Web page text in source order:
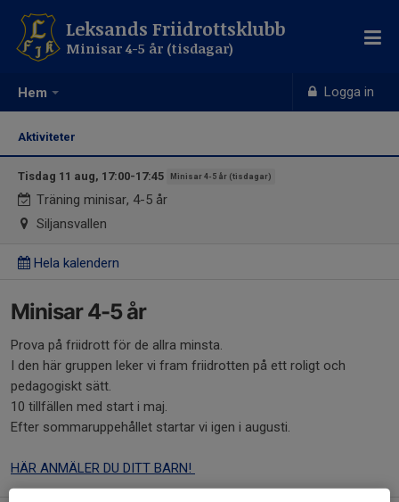
Hem Logga in
Leksands Friidrottsklubb
Minisar 4-5 år (tisdagar)
Aktiviteter
Tisdag 11 aug, 17:00-17:45 Minisar 4-5 år (tisdagar)
Träning minisar, 4-5 år
Siljansvallen
Hela kalendern
Minisar 4-5 år
Prova på friidrott för de allra minsta.
I den här gruppen leker vi fram friidrotten på ett roligt och
pedagogiskt sätt.
10 tillfällen med start i maj.
Efter sommaruppehållet startar vi igen i augusti.
HÄR ANMÄLER DU DITT BARN!